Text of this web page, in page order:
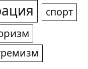
спорт